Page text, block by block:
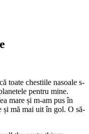
toate chestiile nasoale s-
pentru mine.
mare și m-am pus în
și mă mai uit în gol. O să-